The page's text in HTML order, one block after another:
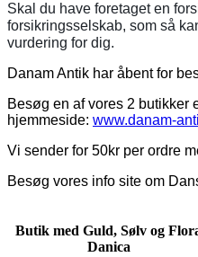
Skal du have foretaget en
forsikringsselskab, som så
vurdering for dig.
Danam Antik har åbent for
Besøg en af vores 2 butikker
hjemmeside: www.danam-
Vi sender for 50kr per ordre
Besøg vores info site om
Butik med Guld, Sølv og
Danica